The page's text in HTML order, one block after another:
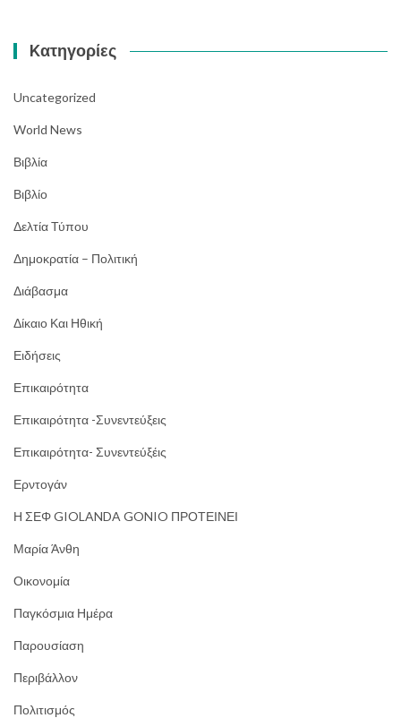
Kατηγορίες
Uncategorized
World News
Βιβλία
Βιβλίο
Δελτία Τύπου
Δημοκρατία – Πολιτική
Διάβασμα
Δίκαιο Και Ηθική
Ειδήσεις
Επικαιρότητα
Επικαιρότητα -Συνεντεύξεις
Επικαιρότητα- Συνεντεύξέις
Ερντογάν
Η ΣΕΦ GIOLANDA GONIO ΠΡΟΤΕΙΝΕΙ
Μαρία Άνθη
Οικονομία
Παγκόσμια Ημέρα
Παρουσίαση
Περιβάλλον
Πολιτισμός